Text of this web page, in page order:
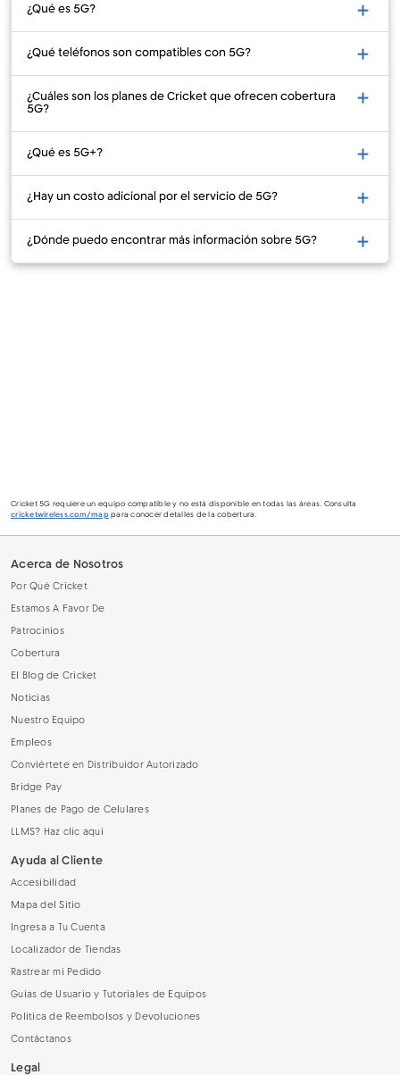
¿Qué es 5G?
¿Qué teléfonos son compatibles con 5G?
¿Cuáles son los planes de Cricket que ofrecen cobertura
5G?
¿Qué es 5G+?
¿Hay un costo adicional por el servicio de 5G?
¿Dónde puedo encontrar más información sobre 5G?
Cricket 5G requiere un equipo compatible y no está disponible en todas las áreas. Consulta
cricketwireless.com/mappara conocer detalles de la cobertura.
Acerca de Nosotros
Por Qué Cricket
Estamos A Favor De
Patrocinios
Cobertura
El Blog de Cricket
Noticias
Nuestro Equipo
Empleos
Conviértete en Distribuidor Autorizado
Bridge Pay
Planes de Pago de Celulares
LLMS? Haz clic aquí
Ayuda al Cliente
Accesibilidad
Mapa del Sitio
Ingresa a Tu Cuenta
Localizador de Tiendas
Rastrear mi Pedido
Guías de Usuario y Tutoriales de Equipos
Política de Reembolsos y Devoluciones
Contáctanos
Legal